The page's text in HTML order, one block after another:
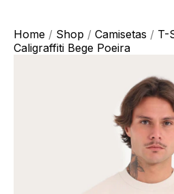
Home / Shop / Camisetas / T-
Caligraffiti Bege Poeira